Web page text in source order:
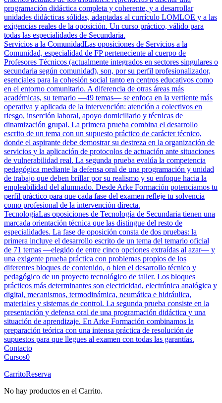
programación didáctica completa y coherente, y a desarrollar
unidades didácticas sólidas, adaptadas al currículo LOMLOE y a las
exigencias reales de la oposición. Un curso práctico, válido para
todas las especialidades de Secundaria.
Servicios a la ComunidadLas oposiciones de Servicios a la
Comunidad, especialidad de FP perteneciente al cuerpo de
Profesores Técnicos (actualmente integrados en sectores singulares o
secundaria según comunidad), son, por su perfil profesionalizador,
esenciales para la cohesión social tanto en centros educativos como
en el entorno comunitario. A diferencia de otras áreas más
académicas, su temario —49 temas— se enfoca en la vertiente más
operativa y aplicada de la intervención: atención a colectivos en
riesgo, inserción laboral, apoyo domiciliario y técnicas de
dinamización grupal. La primera prueba combina el desarrollo
escrito de un tema con un supuesto práctico de carácter técnico,
donde el aspirante debe demostrar su destreza en la organización de
servicios y la aplicación de protocolos de actuación ante situaciones
de vulnerabilidad real. La segunda prueba evalúa la competencia
pedagógica mediante la defensa oral de una programación y unidad
de trabajo que deben brillar por su realismo y su enfoque hacia la
empleabilidad del alumnado. Desde Arke Formación potenciamos tu
perfil práctico para que cada fase del examen refleje tu solvencia
como profesional de la intervención directa.
TecnologíaLas oposiciones de Tecnología de Secundaria tienen una
marcada orientación técnica que las distingue del resto de
especialidades. La fase de oposición consta de dos pruebas: la
primera incluye el desarrollo escrito de un tema del temario oficial
de 71 temas —elegido de entre cinco opciones extraídas al azar— y
una exigente prueba práctica con problemas propios de los
diferentes bloques de contenido, o bien el desarrollo técnico y
pedagógico de un proyecto tecnológico de taller. Los bloques
prácticos más determinantes son electricidad, electrónica analógica y
digital, mecanismos, termodinámica, neumática e hidráulica,
materiales y sistemas de control. La segunda prueba consiste en la
presentación y defensa oral de una programación didáctica y una
situación de aprendizaje. En Arke Formación combinamos la
preparación teórica con una intensa práctica de resolución de
supuestos para que llegues al examen con todas las garantías.
Contacto
Cursos0
CarritoReserva
No hay productos en el Carrito.